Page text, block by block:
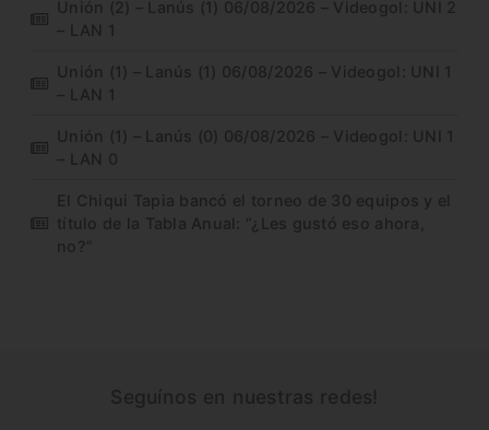
Unión (2) – Lanús (1) 06/08/2026 – Videogol: UNI 2
– LAN 1
Unión (1) – Lanús (1) 06/08/2026 – Videogol: UNI 1
– LAN 1
Unión (1) – Lanús (0) 06/08/2026 – Videogol: UNI 1
– LAN 0
El Chiqui Tapia bancó el torneo de 30 equipos y el
título de la Tabla Anual: “¿Les gustó eso ahora,
no?”